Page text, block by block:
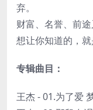
弃。
财富、名誉、前
想让你知道的，就
专辑曲目：
王杰 - 01.为了爱